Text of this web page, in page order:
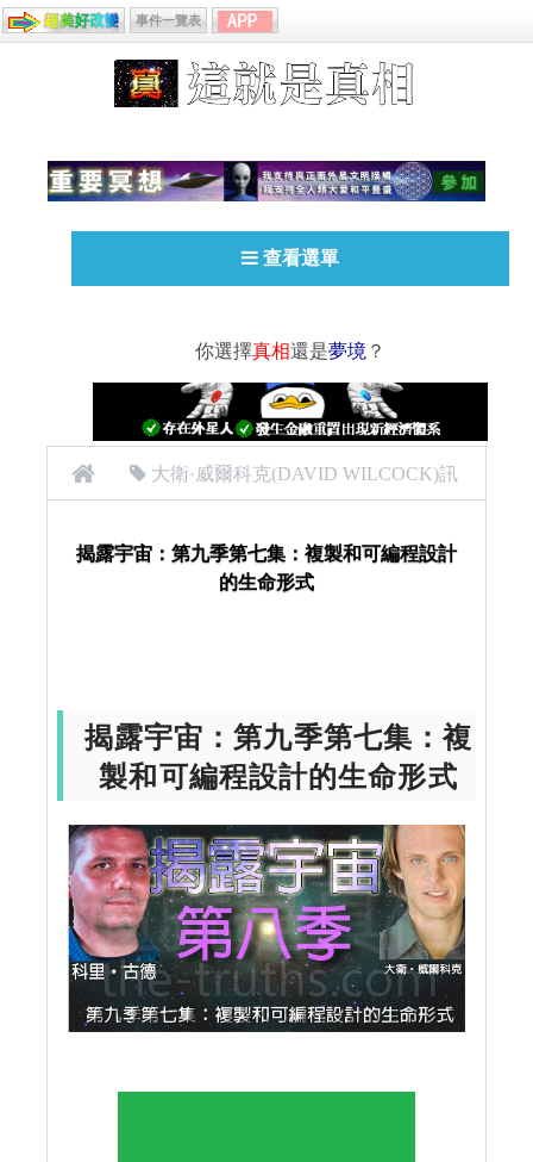
事件一覽表
查看選單
你選擇真相還是夢境 ？
大衛·威爾科克(DAVID WILCOCK)訊
揭露宇宙：第九季第七
揭露宇宙：第九季第七集：複製和可編程設計
的生命形式
揭露宇宙：第九季第七集：複
製和可編程設計的生命形式